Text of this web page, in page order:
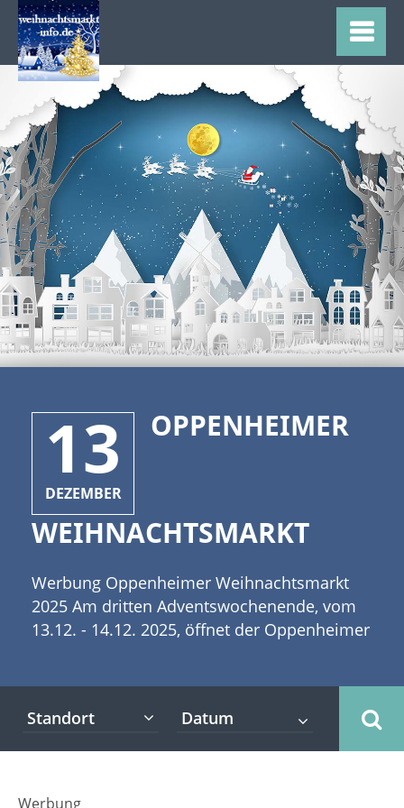
13
DEZEMBER
OPPENHEIMER
WEIHNACHTSMARKT
Werbung Oppenheimer Weihnachtsmarkt
2025 Am dritten Adventswochenende, vom
13.12. - 14.12. 2025, öffnet der Oppenheimer
des Weihnachtsmarkts verwandelt sich der
altehrwürdige Stadtkern rund um das
der Katharinenkirche in ein rheinhessisches
Standort
Werbung